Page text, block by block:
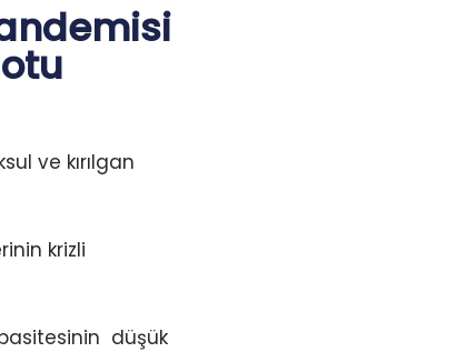
ve kırılgan
krizli
düşük